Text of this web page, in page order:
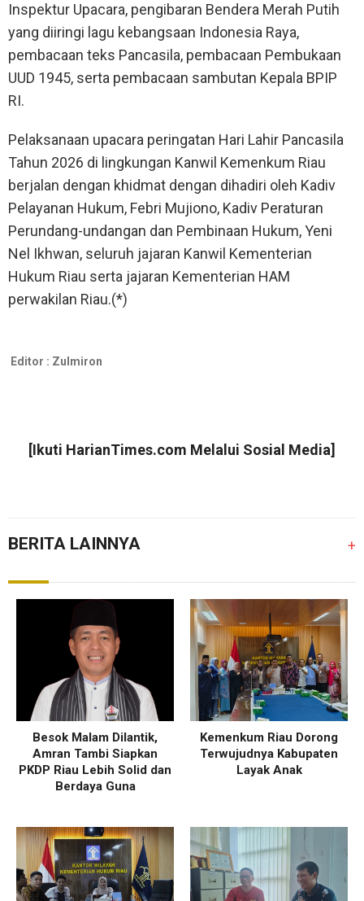
Inspektur Upacara, pengibaran Bendera Merah Putih
yang diiringi lagu kebangsaan Indonesia Raya,
pembacaan teks Pancasila, pembacaan Pembukaan
UUD 1945, serta pembacaan sambutan Kepala BPIP
RI.
Pelaksanaan upacara peringatan Hari Lahir Pancasila
Tahun 2026 di lingkungan Kanwil Kemenkum Riau
berjalan dengan khidmat dengan dihadiri oleh Kadiv
Pelayanan Hukum, Febri Mujiono, Kadiv Peraturan
Perundang-undangan dan Pembinaan Hukum, Yeni
Nel Ikhwan, seluruh jajaran Kanwil Kementerian
Hukum Riau serta jajaran Kementerian HAM
perwakilan Riau.(*)
Editor : Zulmiron
[Ikuti HarianTimes.com Melalui Sosial Media]
BERITA LAINNYA +
Besok Malam Dilantik,
Amran Tambi Siapkan
PKDP Riau Lebih Solid dan
Berdaya Guna
Kemenkum Riau Dorong
Terwujudnya Kabupaten
Layak Anak